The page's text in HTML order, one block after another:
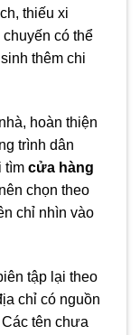
thiếu xi
chuyến có thể
thêm chi
hoàn thiện
trình dân
tìm cửa hàng
chọn theo
chỉ nhìn vào
tập lại theo
chỉ có nguồn
tên chưa